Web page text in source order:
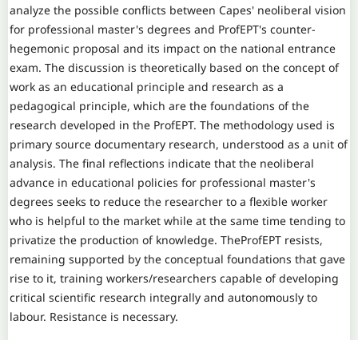
analyze the possible conflicts between Capes' neoliberal vision
for professional master's degrees and ProfEPT's counter-
hegemonic proposal and its impact on the national entrance
exam. The discussion is theoretically based on the concept of
work as an educational principle and research as a
pedagogical principle, which are the foundations of the
research developed in the ProfEPT. The methodology used is
primary source documentary research, understood as a unit of
analysis. The final reflections indicate that the neoliberal
advance in educational policies for professional master's
degrees seeks to reduce the researcher to a flexible worker
who is helpful to the market while at the same time tending to
privatize the production of knowledge. TheProfEPT resists,
remaining supported by the conceptual foundations that gave
rise to it, training workers/researchers capable of developing
critical scientific research integrally and autonomously to
labour. Resistance is necessary.